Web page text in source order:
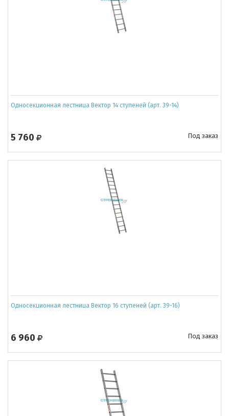
Односекционная лестница Вектор 14 ступеней (арт. 39-14)
5 760 Под заказ
Односекционная лестница Вектор 16 ступеней (арт. 39-16)
6 960 Под заказ